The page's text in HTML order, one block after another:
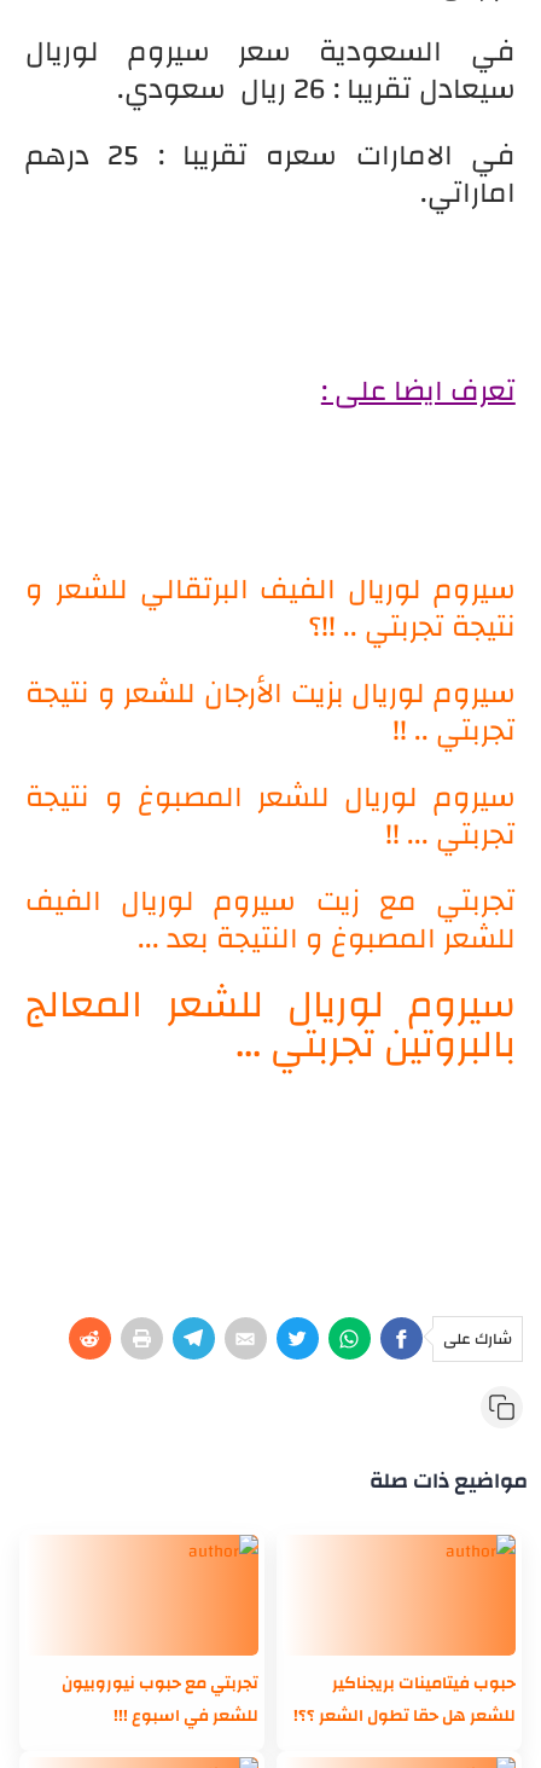
في السعودية سعر سيروم لوريال
سيعادل تقريبا : 26 ريال سعودي.
في الامارات سعره تقريبا : 25 درهم
اماراتي.
تعرف ايضا على :
سيروم لوريال الفيف البرتقالي للشعر و
نتيجة تجربتي .. !!؟
سيروم لوريال بزيت الأرجان للشعر و نتيجة
تجربتي .. !!
سيروم لوريال للشعر المصبوغ و نتيجة
تجربتي ... !!
تجربتي مع زيت سيروم لوريال الفيف
للشعر المصبوغ و النتيجة بعد ...
سيروم لوريال للشعر المعالج
بالبروتين تجربتي ...
شارك على
مواضيع ذات صلة
حبوب فيتامينات بريجناكير
للشعر هل حقا تطول الشعر ؟؟!
تجربتي مع حبوب نيوروبيون
للشعر في اسبوع !!!